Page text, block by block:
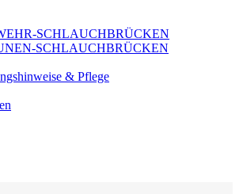
SCHLAUCHBRÜCKEN
SCHLAUCHBRÜCKEN
& Pflege